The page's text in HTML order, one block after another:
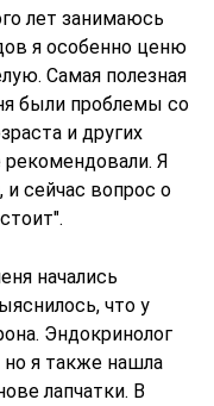
лет занимаюсь
я особенно ценю
Самая полезная
были проблемы со
и других
Я
сейчас вопрос о
начались
что у
Эндокринолог
но я также нашла
лапчатки. В